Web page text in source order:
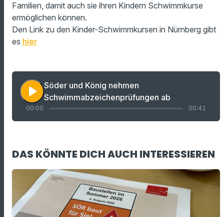
Familien, damit auch sie ihren Kindern Schwimmkurse
ermöglichen können.
Den Link zu den Kinder-Schwimmkursen in Nürnberg gibt
es hier
play_arrow
Söder und König nehmen
Schwimmabzeichenprüfungen ab
00:00 00:41
DAS KÖNNTE DICH AUCH INTERESSIEREN